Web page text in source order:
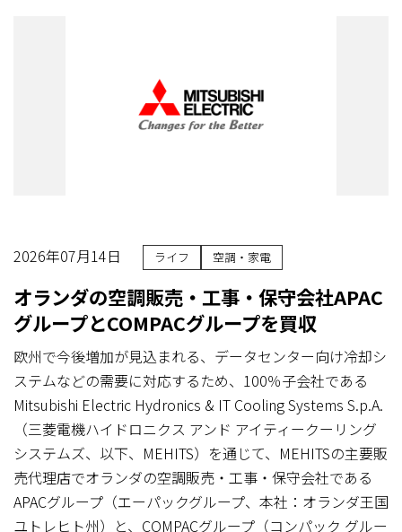
2026年07月14日 ライフ 空調・家電
オランダの空調販売・工事・保守会社APAC
グループとCOMPACグループを買収
欧州で今後増加が見込まれる、データセンター向け冷却シ
ステムなどの需要に対応するため、100％子会社である
Mitsubishi Electric Hydronics & IT Cooling Systems S.p.A.
（三菱電機ハイドロニクス アンド アイティークーリング
システムズ、以下、MEHITS）を通じて、MEHITSの主要販
売代理店でオランダの空調販売・工事・保守会社である
APACグループ（エーパックグループ、本社：オランダ王国
ユトレヒト州）と、COMPACグループ（コンパック グルー